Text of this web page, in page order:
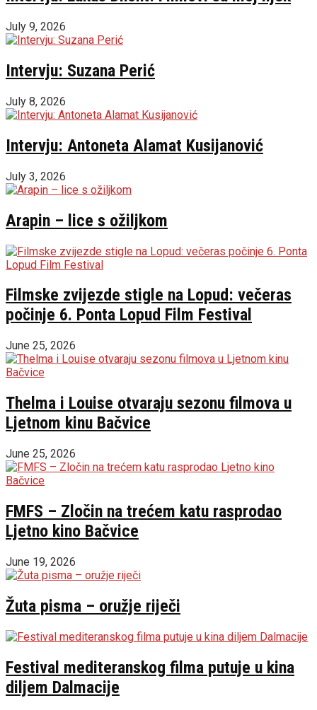
July 9, 2026
Intervju: Suzana Perić
July 8, 2026
Intervju: Antoneta Alamat Kusijanović
July 3, 2026
Arapin – lice s ožiljkom
Filmske zvijezde stigle na Lopud: večeras
počinje 6. Ponta Lopud Film Festival
June 25, 2026
Thelma i Louise otvaraju sezonu filmova u
Ljetnom kinu Bačvice
June 25, 2026
FMFS – Zločin na trećem katu rasprodao
Ljetno kino Bačvice
June 19, 2026
Žuta pisma – oružje riječi
Festival mediteranskog filma putuje u kina
diljem Dalmacije